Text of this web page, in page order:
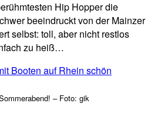
Hip Hopper die
beeindruckt von der Mainzer
selbst: toll, aber nicht restlos
zu heiß…
– Foto: gik